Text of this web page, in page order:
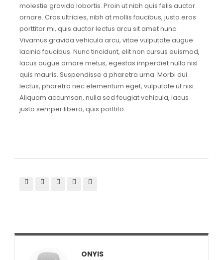
molestie gravida lobortis. Proin ut nibh quis felis auctor
ornare. Cras ultricies, nibh at mollis faucibus, justo eros
porttitor mi, quis auctor lectus arcu sit amet nunc.
Vivamus gravida vehicula arcu, vitae vulputate augue
lacinia faucibus. Nunc tincidunt, elit non cursus euismod,
lacus augue ornare metus, egestas imperdiet nulla nisl
quis mauris. Suspendisse a pharetra urna. Morbi dui
lectus, pharetra nec elementum eget, vulputate ut nisi.
Aliquam accumsan, nulla sed feugiat vehicula, lacus
justo semper libero, quis porttito.
ONYIS